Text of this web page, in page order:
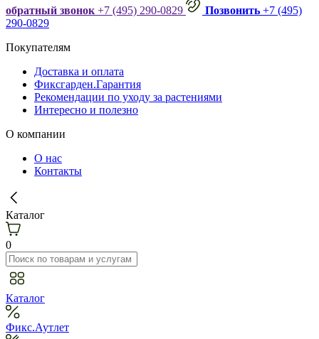
обратный звонок +7 (495) 290-0829 Позвонить +7 (495)
290-0829
Покупателям
Доставка и оплата
Фиксгарден.Гарантия
Рекомендации по уходу за растениями
Интересно и полезно
О компании
О нас
Контакты
Каталог
0
Каталог
Фикс.Аутлет